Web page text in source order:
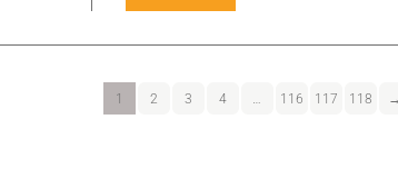
1 2 3 4 … 116 117 118 →